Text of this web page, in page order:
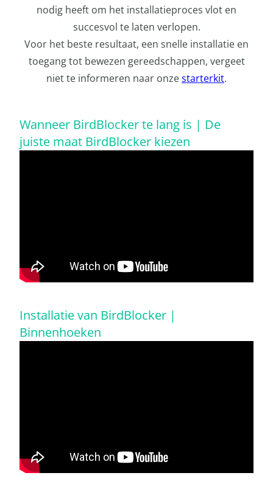
nodig heeft om het installatieproces vlot en
succesvol te laten verlopen.
Voor het beste resultaat, een snelle installatie en
toegang tot bewezen gereedschappen, vergeet
niet te informeren naar onzestarterkit.
Wanneer BirdBlocker te lang is | De
juiste maat BirdBlocker kiezen
Installatie van BirdBlocker |
Binnenhoeken